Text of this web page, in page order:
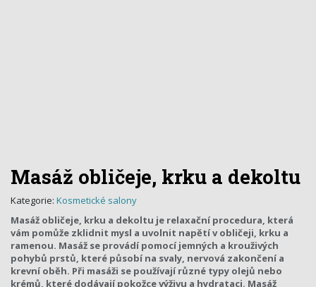
Masáž obličeje, krku a dekoltu
Kategorie: Kosmetické salony
Masáž obličeje, krku a dekoltu je relaxační procedura, která
vám pomůže zklidnit mysl a uvolnit napětí v obličeji, krku a
ramenou. Masáž se provádí pomocí jemných a krouživých
pohybů prstů, které působí na svaly, nervová zakončení a
krevní oběh. Při masáži se používají různé typy olejů nebo
krémů, které dodávají pokožce výživu a hydrataci. Masáž